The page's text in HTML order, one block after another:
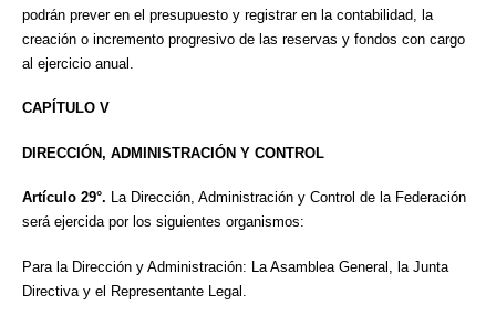
podrán prever en el presupuesto y registrar en la contabilidad, la
creación o incremento progresivo de las reservas y fondos con cargo
al ejercicio anual.
CAPÍTULO V
DIRECCIÓN, ADMINISTRACIÓN Y CONTROL
Artículo 29°. La Dirección, Administración y Control de la Federación
será ejercida por los siguientes organismos:
Para la Dirección y Administración: La Asamblea General, la Junta
Directiva y el Representante Legal.